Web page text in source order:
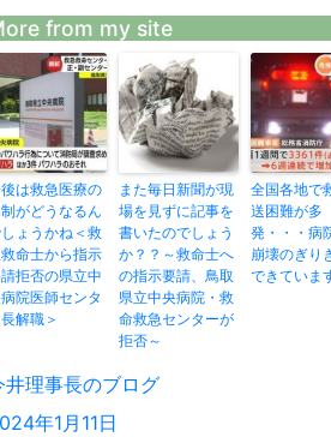
from my site
は救急医療の
がどうなるん
ょうかね＜救
命士から指示
拒否の県立中
院医師センタ
解職＞
また毎日新聞が現
場を見ずに記事を
書いたのでしょう
か？？～救命士へ
の指示要請、鳥取
県立中央病院・救
命救急センターが
拒否～
全国各地で
送困難が多
発・・・病
崩壊のぎり
できていま
井理事長のブログ
年1月11日